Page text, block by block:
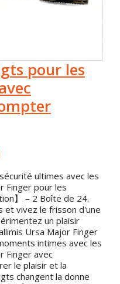
pour les
ultimes avec les
Finger pour les
】 – 2 Boîte de 24.
et vivez le frisson d'une
un plaisir
Ursa Major Finger
intimes avec les
Finger avec
le plaisir et la
changent la donne